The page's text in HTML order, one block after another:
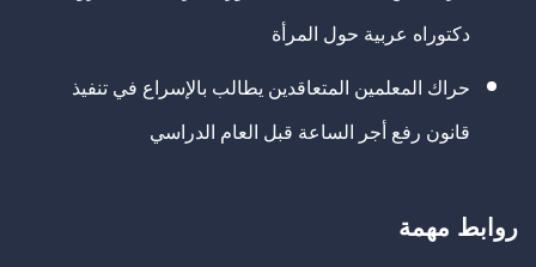
دكتوراه عربية حول المرأة
حراك المعلمين المتعاقدين يطالب بالإسراع في تنفيذ
قانون رفع أجر الساعة قبل العام الدراسي
روابط مهمة